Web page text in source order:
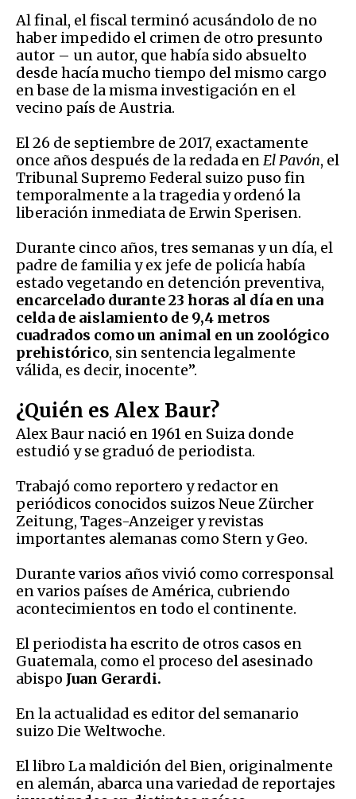
Al final, el fiscal terminó acusándolo de no
haber impedido el crimen de otro presunto
autor – un autor, que había sido absuelto
desde hacía mucho tiempo del mismo cargo
en base de la misma investigación en el
vecino país de Austria.
El 26 de septiembre de 2017, exactamente
once años después de la redada enEl Pavón, el
Tribunal Supremo Federal suizo puso fin
temporalmente a la tragedia y ordenó la
liberación inmediata de Erwin Sperisen.
Durante cinco años, tres semanas y un día, el
padre de familia y ex jefe de policía había
estado vegetando en detención preventiva,
encarcelado durante 23 horas al día en una
celda de aislamiento de 9,4 metros
cuadrados como un animal en un zoológico
prehistórico, sin sentencia legalmente
válida, es decir, inocente”.
¿Quién es Alex Baur?
Alex Baur nació en 1961 en Suiza donde
estudió y se graduó de periodista.
Trabajó como reportero y redactor en
periódicos conocidos suizos Neue Zürcher
Zeitung, Tages-Anzeiger y revistas
importantes alemanas como Stern y Geo.
Durante varios años vivió como corresponsal
en varios países de América, cubriendo
acontecimientos en todo el continente.
El periodista ha escrito de otros casos en
Guatemala, como el proceso del asesinado
abispo Juan Gerardi.
En la actualidad es editor del semanario
suizo Die Weltwoche.
El libro La maldición del Bien, originalmente
en alemán, abarca una variedad de reportajes